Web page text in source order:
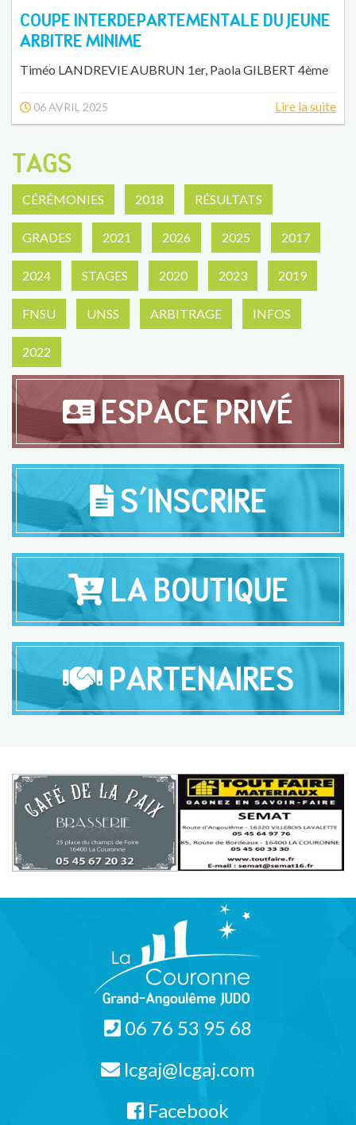
COUPE INTERDEPARTEMENTALE DU JEUNE
ARBITRE MINIME
Timéo LANDREVIE AUBRUN 1er, Paola GILBERT 4ème
06 AVRIL 2025 Lire la suite
TAGS
CÉRÉMONIES 2018 RÉSULTATS
GRADES 2021 2026 2025 2017
2024 STAGES 2020 2023 2019
FNSU UNSS ARBITRAGE INFOS
2022
ESPACE PRIVÉ
S'INSCRIRE
LA BOUTIQUE
PARTENAIRES
06 76 53 95 68
lcgaj@lcgaj.com
Facebook